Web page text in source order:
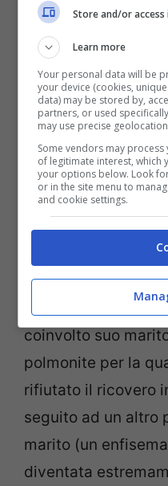
questa circostanza.
Recentemente, la
da Oggi, ha parlato
coinvolto suo
polmonite per la
rifiutato il ricovero
seguito ad un altro
marito (un
diventata
Store and/or
Learn more
Your personal data will be
your device (cookies,
data) may be stored by,
partners, or used
may use precise
Some vendors may
of legitimate interest, which
your options below. Look
or in the site menu to
and cookie settings.